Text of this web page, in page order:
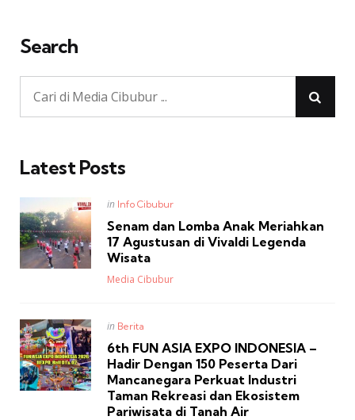
Search
Latest Posts
Posted
in Info Cibubur
Senam dan Lomba Anak Meriahkan
17 Agustusan di Vivaldi Legenda
Wisata
Posted
Media Cibubur
Posted
in
in Berita
6th FUN ASIA EXPO INDONESIA –
Hadir Dengan 150 Peserta Dari
Mancanegara Perkuat Industri
Taman Rekreasi dan Ekosistem
Pariwisata di Tanah Air